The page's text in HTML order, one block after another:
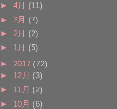
► 4月 (11)
► 3月 (7)
► 2月 (2)
► 1月 (5)
► 2017 (72)
► 12月 (3)
► 11月 (2)
► 10月 (6)